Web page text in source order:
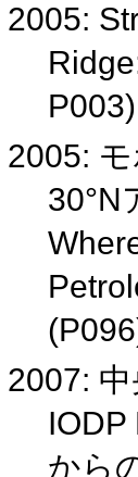
2005:
P003)
2005:
30°N
2007:
から